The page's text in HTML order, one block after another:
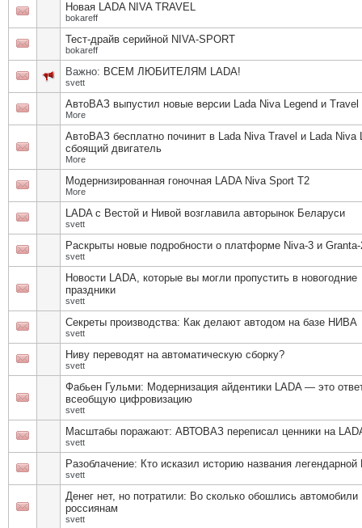
Новая LADA NIVA TRAVEL
bokareff
Тест-драйв серийной NIVA-SPORT
bokareff
Важно: ВСЕМ ЛЮБИТЕЛЯМ LADA!
svett
АвтоВАЗ выпустил новые версии Lada Niva Legend и Travel
More
АвтоВАЗ бесплатно починит в Lada Niva Travel и Lada Niva
сбоящий двигатель
More
Модернизированная гоночная LADA Niva Sport T2
More
LADA с Вестой и Нивой возглавила авторынок Беларуси
svett
Раскрыты новые подробности о платформе Niva-3 и Granta-
svett
Новости LADA, которые вы могли пропустить в новогодние
праздники
svett
Секреты производства: Как делают автодом на базе НИВА
svett
Ниву переводят на автоматическую сборку?
svett
Фабьен Гульми: Модернизация айдентики LADA — это
всеобщую цифровизацию
svett
Масштабы поражают: АВТОВАЗ переписал ценники на
svett
Разоблачение: Кто исказил историю названия
svett
Денег нет, но потратили: Во сколько обошлись автомобили
россиянам
svett